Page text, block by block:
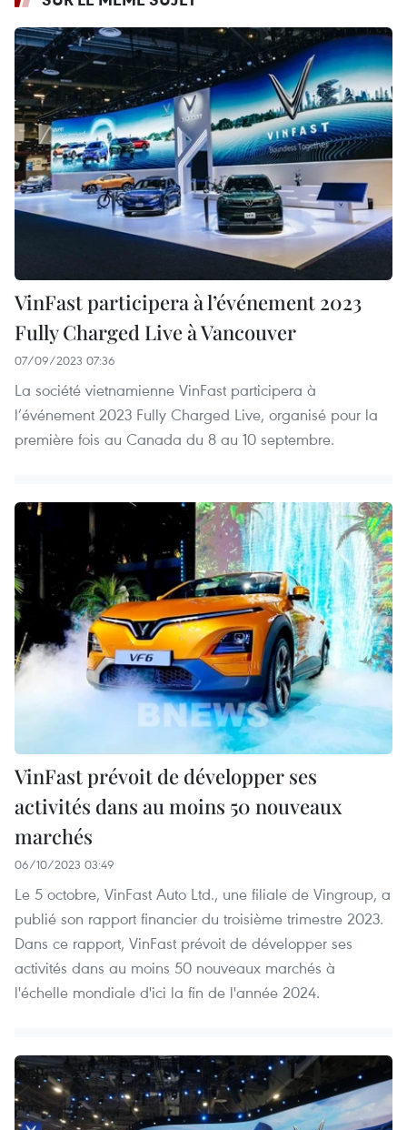
VinFast participera à l’événement 2023
Fully Charged Live à Vancouver
07/09/2023 07:36
La société vietnamienne VinFast participera à
l’événement 2023 Fully Charged Live, organisé pour la
première fois au Canada du 8 au 10 septembre.
VinFast prévoit de développer ses
activités dans au moins 50 nouveaux
marchés
06/10/2023 03:49
Le 5 octobre, VinFast Auto Ltd., une filiale de Vingroup, a
publié son rapport financier du troisième trimestre 2023.
Dans ce rapport, VinFast prévoit de développer ses
activités dans au moins 50 nouveaux marchés à
l'échelle mondiale d'ici la fin de l'année 2024.